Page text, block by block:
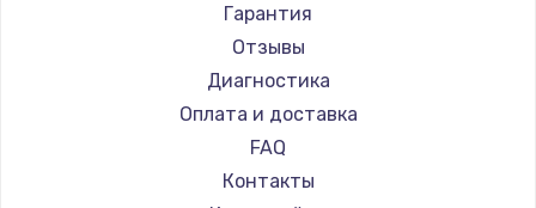
Заказать
Установка / подключение / демонтаж
1300 руб.
Заказать
Гарантия
Отзывы
Диагностика
Оплата и доставка
FAQ
Контакты